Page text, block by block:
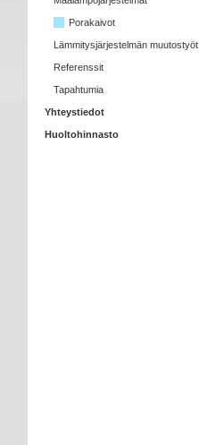
Porakaivot
Lämmitysjärjestelmän muutostyöt
Referenssit
Tapahtumia
Yhteystiedot
Huoltohinnasto